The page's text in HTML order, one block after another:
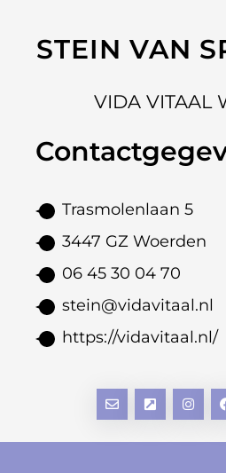
STEIN VAN
VIDA VITAAL
Trasmolenlaan 5
3447 GZ Woerden
06 45 30 04 70
stein@vidavitaal.nl
https://vidavitaal.nl/